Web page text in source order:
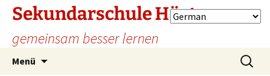
Sekundarschule Höxter
gemeinsam besser lernen
Menü
Suche
nach: